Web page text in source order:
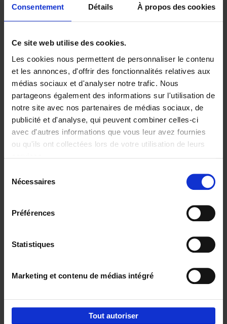
Consentement Détails À propos des cookies
Ce site web utilise des cookies.
Les cookies nous permettent de personnaliser le contenu
et les annonces, d'offrir des fonctionnalités relatives aux
médias sociaux et d'analyser notre trafic. Nous
partageons également des informations sur l'utilisation de
notre site avec nos partenaires de médias sociaux, de
publicité et d'analyse, qui peuvent combiner celles-ci
avec d'autres informations que vous leur avez fournies
ou qu'ils ont collectées lors de votre utilisation de leurs
Nécessaires
Préférences
Statistiques
Marketing et contenu de médias intégré
Tout autoriser
Building Bonds = Building
Business
Jochen Roef Jozefien De Feyter
Carolien Boom
Couverture souple
2025 200
€29,99
Digital marketing like a PRO -
completely revised edition (EN)